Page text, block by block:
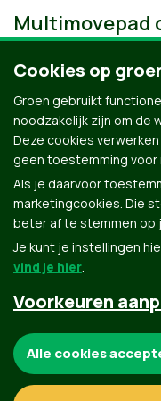
Multimovepad
Groen.be
Contact
Cookies op
Groen gebruikt
noodzakelijk zijn om de
Deze cookies
geen toestemming voor
Als je daarvoor
marketingcookies. Die
beter af te stemmen op
Je kunt je instellingen
vind je hier.
Voorkeuren
Alle cookies